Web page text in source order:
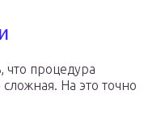
что процедура
На это точно